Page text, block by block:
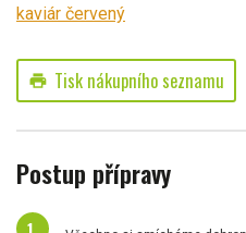
kaviár červený
print Tisk nákupního seznamu
Postup přípravy